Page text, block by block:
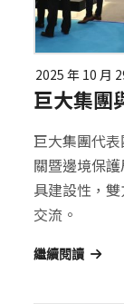
2025 年 10 月
巨大集團
巨大集團代
關暨邊境保
具建設性，
交流。
繼續閱讀